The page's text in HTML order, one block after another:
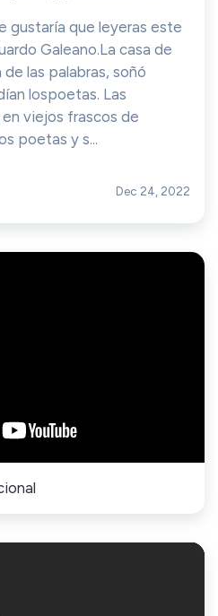
gustaría que leyeras este
Galeano.La casa de
de las palabras, soñó
lospoetas. Las
viejos frascos de
poetas y s...
Dec 24, 2022